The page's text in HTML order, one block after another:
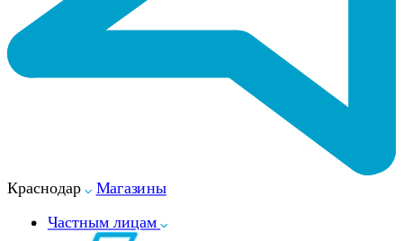
Краснодар
Магазины
Частным лицам